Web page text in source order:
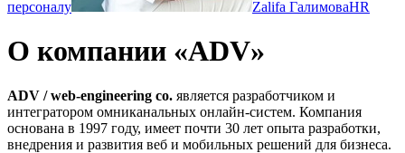
персоналу Zalifa ГалимоваHR
О компании «ADV»
ADV / web-engineering co. является разработчиком и
интегратором омниканальных онлайн-систем. Компания
основана в 1997 году, имеет почти 30 лет опыта разработки,
внедрения и развития веб и мобильных решений для бизнеса.